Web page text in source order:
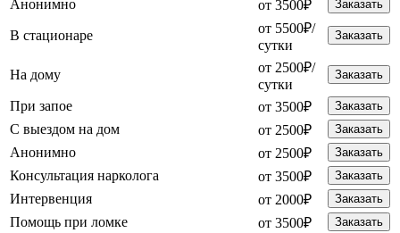
Анонимно от 3500₽ Заказать
В стационаре
от 5500₽/
сутки
Заказать
На дому
от 2500₽/
сутки
Заказать
При запое от 3500₽ Заказать
С выездом на дом от 2500₽ Заказать
Анонимно от 2500₽ Заказать
Консультация нарколога от 3500₽ Заказать
Интервенция от 2000₽ Заказать
Помощь при ломке от 3500₽ Заказать